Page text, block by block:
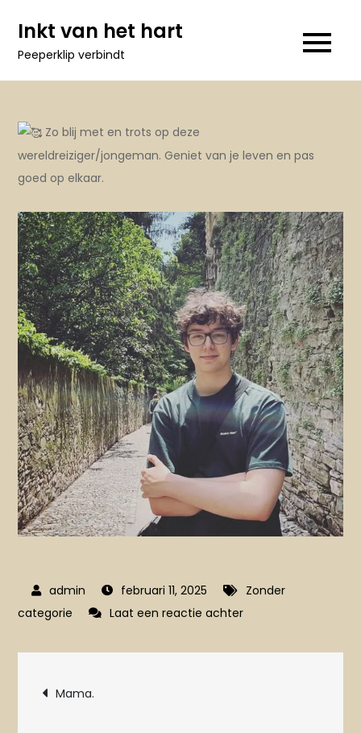
inhoud
Inkt van het hart
Peeperklip verbindt
Zo blij met en trots op deze
wereldreiziger/jongeman. Geniet van je leven en pas
goed op elkaar.
februari 11, 2025
Zonder
categorie
Laat een reactie achterop
Bericht
Mama.